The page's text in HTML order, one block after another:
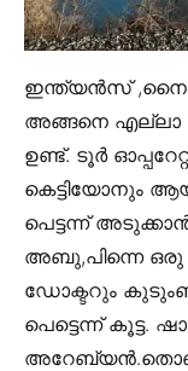
ഇന്ത്യൻസ്
അങ്ങനെ എല്ലാ
ഉണ്ട്. ടൂർ
കെട്ടിയോനും
പെട്ടന്ന്
അബു,പിന്നെ ഒരു
ഡോക്ടറും
പെട്ടെന്ന് കൂട്ട.